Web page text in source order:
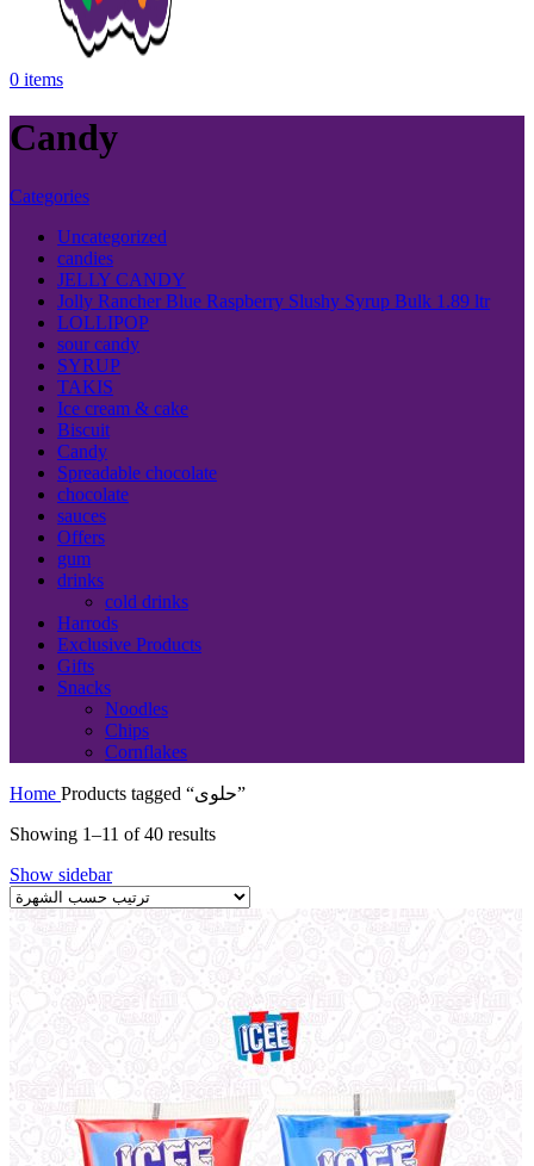
0 items
Candy
Categories
Uncategorized
candies
JELLY CANDY
Jolly Rancher Blue Raspberry Slushy Syrup Bulk 1.89 ltr
LOLLIPOP
sour candy
SYRUP
TAKIS
Ice cream & cake
Biscuit
Candy
Spreadable chocolate
chocolate
sauces
Offers
gum
drinks
cold drinks
Harrods
Exclusive Products
Gifts
Snacks
Noodles
Chips
Cornflakes
Home
Products tagged “حلوى”
Showing 1–11 of 40 results
Show sidebar